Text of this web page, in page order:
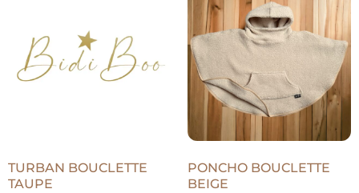
TURBAN BOUCLETTE
TAUPE
PONCHO BOUCLETTE
BEIGE